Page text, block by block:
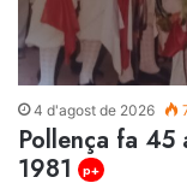
4 d'agost de 2026
Pollença fa 45
1981
p+